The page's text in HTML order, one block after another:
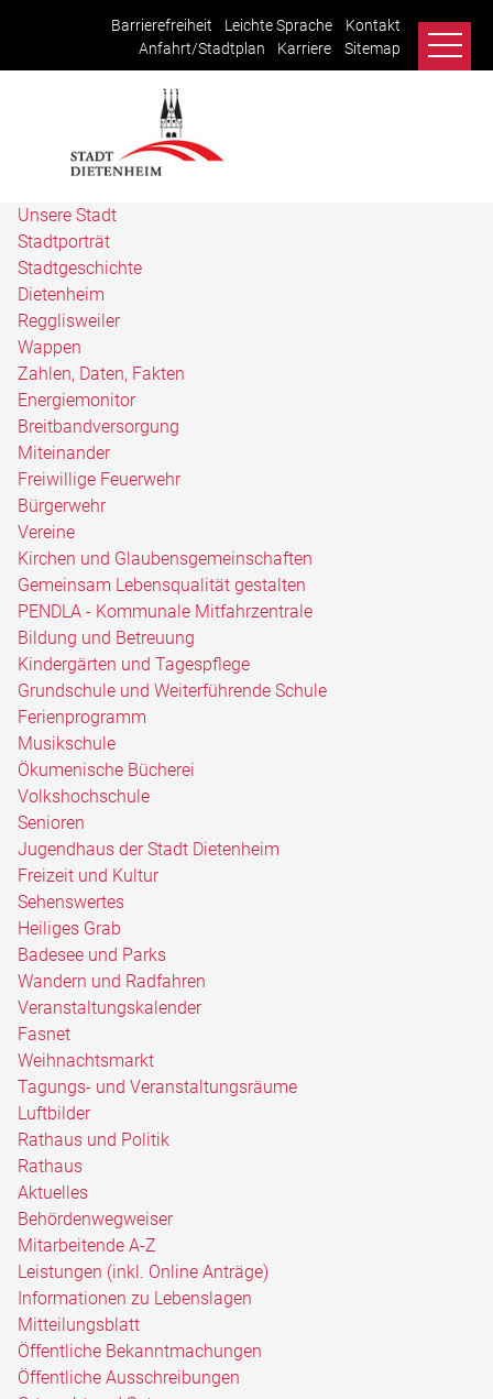
Barrierefreiheit Leichte Sprache
Kontakt
Anfahrt/Stadtplan
Karriere Sitemap
Unsere Stadt
Stadtporträt
Stadtgeschichte
Dietenheim
Regglisweiler
Wappen
Zahlen, Daten, Fakten
Energiemonitor
Breitbandversorgung
Miteinander
Freiwillige Feuerwehr
Bürgerwehr
Vereine
Kirchen und Glaubensgemeinschaften
Gemeinsam Lebensqualität gestalten
PENDLA - Kommunale Mitfahrzentrale
Bildung und Betreuung
Kindergärten und Tagespflege
Grundschule und Weiterführende Schule
Ferienprogramm
Musikschule
Ökumenische Bücherei
Volkshochschule
Senioren
Jugendhaus der Stadt Dietenheim
Freizeit und Kultur
Sehenswertes
Heiliges Grab
Badesee und Parks
Wandern und Radfahren
Veranstaltungskalender
Fasnet
Weihnachtsmarkt
Tagungs- und Veranstaltungsräume
Luftbilder
Rathaus und Politik
Rathaus
Aktuelles
Behördenwegweiser
Mitarbeitende A-Z
Leistungen (inkl. Online Anträge)
Informationen zu Lebenslagen
Mitteilungsblatt
Öffentliche Bekanntmachungen
Öffentliche Ausschreibungen